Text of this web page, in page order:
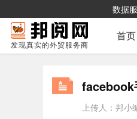
数据
发现真实的外贸服务商
首页
facebook
上传人：邦小